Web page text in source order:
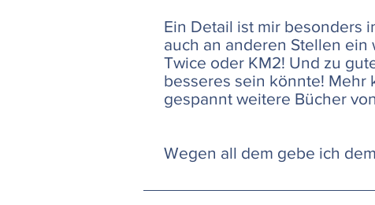
Ein Detail ist mir besonders
auch an anderen Stellen
Twice oder KM2! Und zu
besseres sein könnte! Mehr
gespannt weitere Bücher
Wegen all dem gebe ich